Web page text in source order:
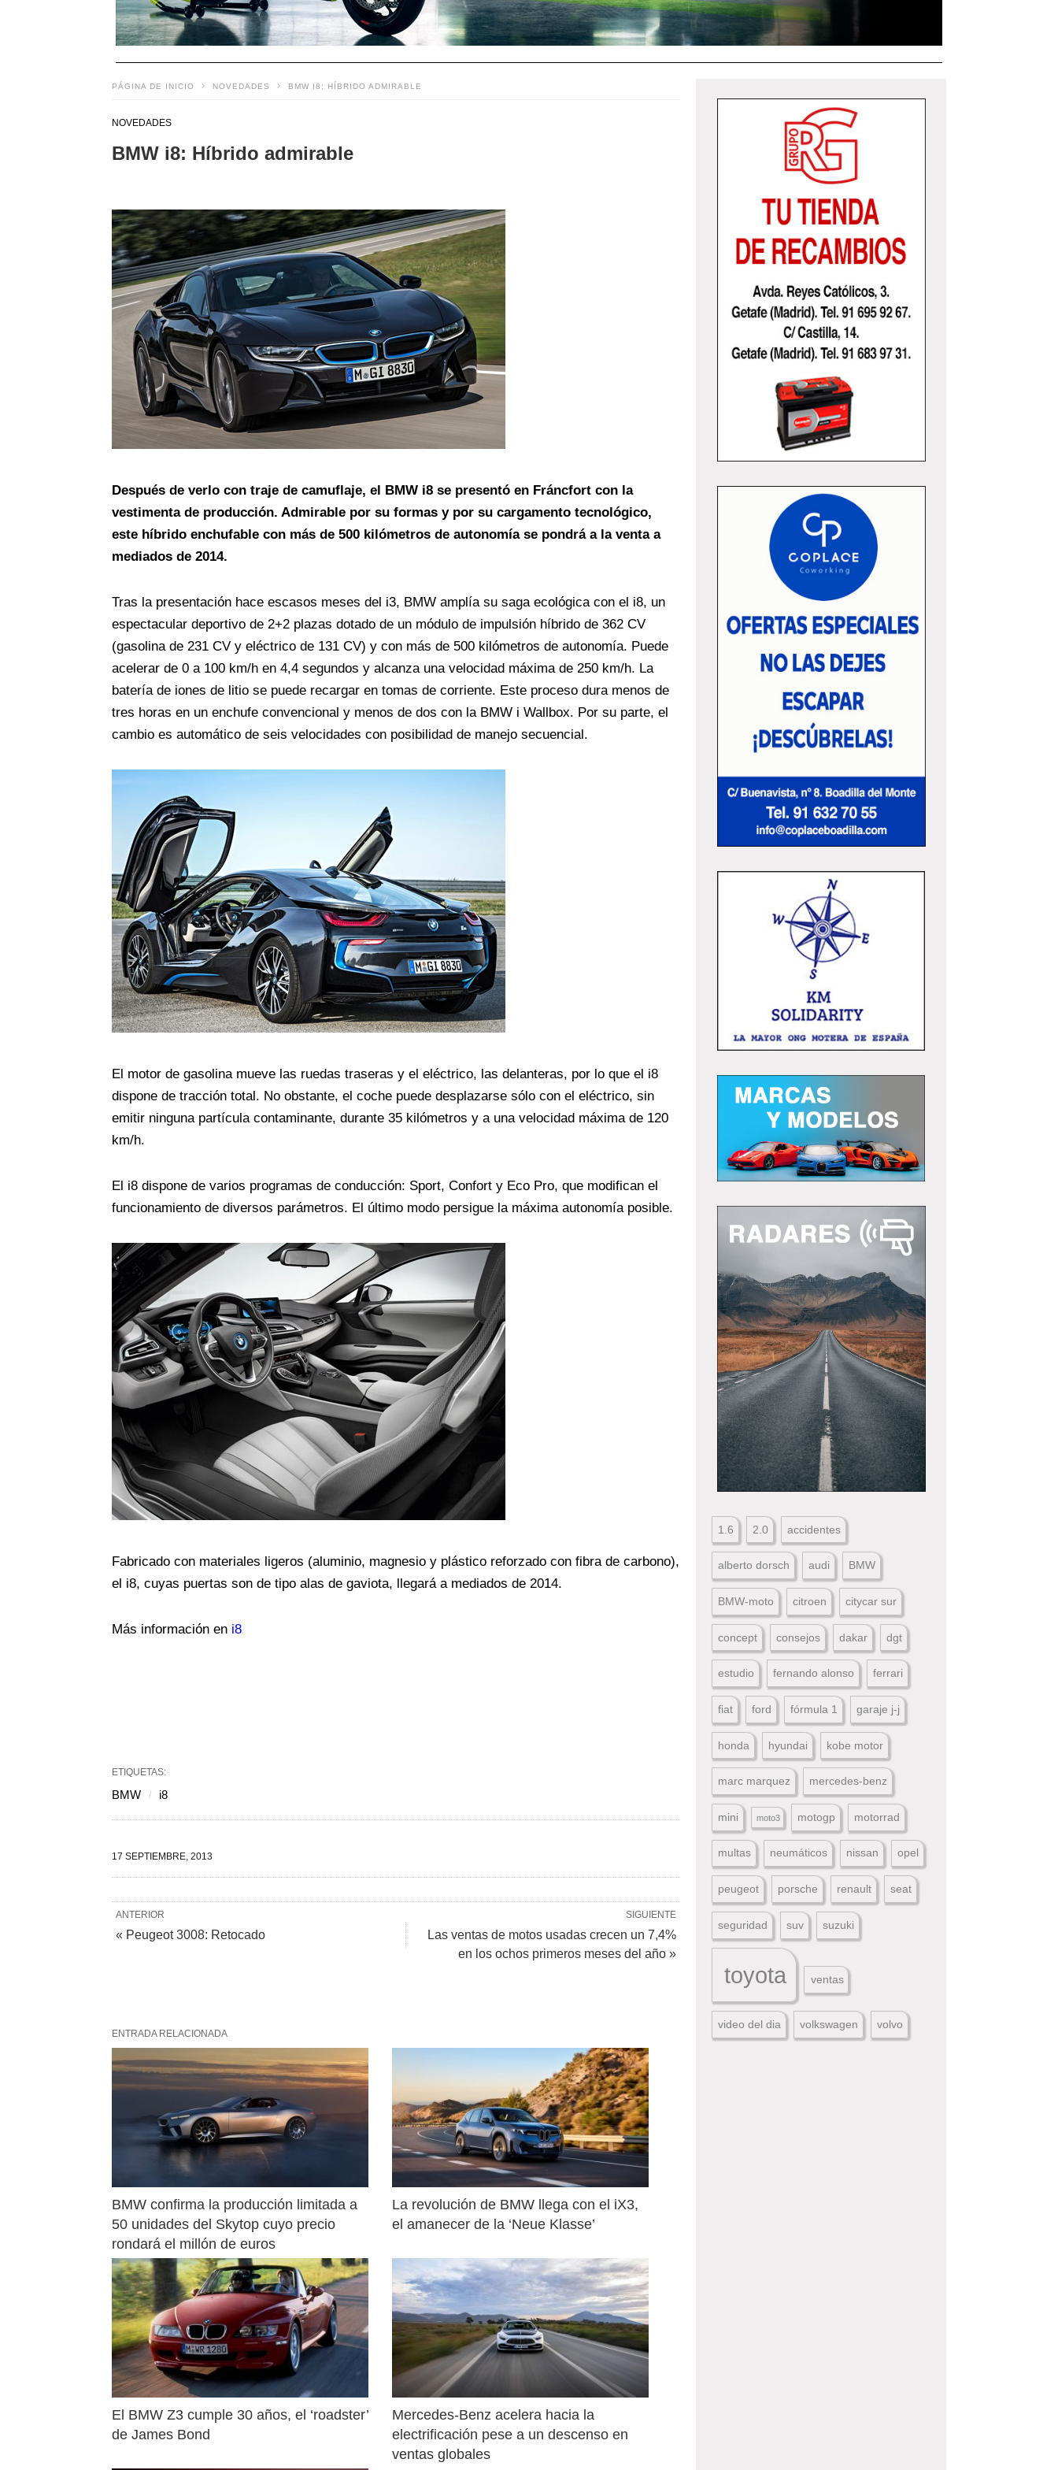
PÁGINA DE INICIO NOVEDADES BMW I8: HÍBRIDO ADMIRABLE
NOVEDADES
BMW i8: Híbrido admirable
Después de verlo con traje de camuflaje, el BMW i8 se presentó en Fráncfort con la
vestimenta de producción. Admirable por su formas y por su cargamento tecnológico,
este híbrido enchufable con más de 500 kilómetros de autonomía se pondrá a la venta a
mediados de 2014.
Tras la presentación hace escasos meses del i3, BMW amplía su saga ecológica con el i8, un
espectacular deportivo de 2+2 plazas dotado de un módulo de impulsión híbrido de 362 CV
(gasolina de 231 CV y eléctrico de 131 CV) y con más de 500 kilómetros de autonomía. Puede
acelerar de 0 a 100 km/h en 4,4 segundos y alcanza una velocidad máxima de 250 km/h. La
batería de iones de litio se puede recargar en tomas de corriente. Este proceso dura menos de
tres horas en un enchufe convencional y menos de dos con la BMW i Wallbox. Por su parte, el
cambio es automático de seis velocidades con posibilidad de manejo secuencial.
El motor de gasolina mueve las ruedas traseras y el eléctrico, las delanteras, por lo que el i8
dispone de tracción total. No obstante, el coche puede desplazarse sólo con el eléctrico, sin
emitir ninguna partícula contaminante, durante 35 kilómetros y a una velocidad máxima de 120
km/h.
El i8 dispone de varios programas de conducción: Sport, Confort y Eco Pro, que modifican el
funcionamiento de diversos parámetros. El último modo persigue la máxima autonomía posible.
Fabricado con materiales ligeros (aluminio, magnesio y plástico reforzado con fibra de carbono),
el i8, cuyas puertas son de tipo alas de gaviota, llegará a mediados de 2014.
Más información en i8
ETIQUETAS:
BMW i8
17 SEPTIEMBRE, 2013
SIGUIENTE
Las ventas de motos usadas crecen un 7,4%
en los ochos primeros meses del año »
ANTERIOR
« Peugeot 3008: Retocado
ENTRADA RELACIONADA
BMW confirma la producción limitada a
50 unidades del Skytop cuyo precio
rondará el millón de euros
La revolución de BMW llega con el iX3,
el amanecer de la ‘Neue Klasse’
El BMW Z3 cumple 30 años, el ‘roadster’
de James Bond
Mercedes-Benz acelera hacia la
electrificación pese a un descenso en
ventas globales
1.6 2.0 accidentes
alberto dorsch audi BMW
BMW-moto citroen citycar sur
concept consejos dakar dgt
estudio fernando alonso ferrari
fiat ford fórmula 1 garaje j-j
honda hyundai kobe motor
marc marquez mercedes-benz
mini moto3 motogp motorrad
multas neumáticos nissan opel
peugeot porsche renault seat
seguridad suv suzuki
toyota ventas
video del dia volkswagen volvo